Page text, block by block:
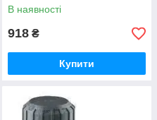
В наявності
918 ₴
Купити